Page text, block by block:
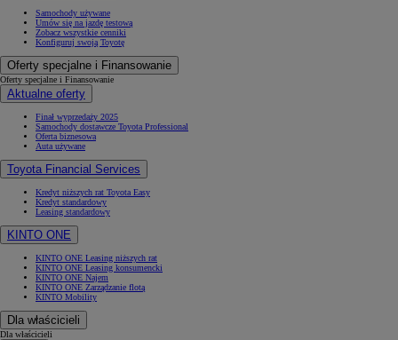
Samochody używane
Umów się na jazdę testową
Zobacz wszystkie cenniki
Konfiguruj swoją Toyotę
Oferty specjalne i Finansowanie
Oferty specjalne i Finansowanie
Aktualne oferty
Finał wyprzedaży 2025
Samochody dostawcze Toyota Professional
Oferta biznesowa
Auta używane
Toyota Financial Services
Kredyt niższych rat Toyota Easy
Kredyt standardowy
Leasing standardowy
KINTO ONE
KINTO ONE Leasing niższych rat
KINTO ONE Leasing konsumencki
KINTO ONE Najem
KINTO ONE Zarządzanie flotą
KINTO Mobility
Dla właścicieli
Dla właścicieli